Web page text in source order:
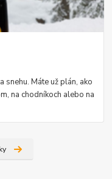
snehu. Máte už plán, ako
na chodníkoch alebo na